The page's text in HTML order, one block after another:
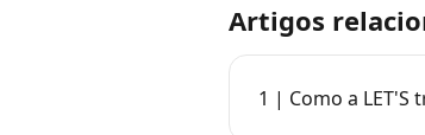
Artigos
1 | Como a LET'S